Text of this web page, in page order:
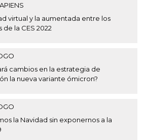
virtual y la aumentada entre los
de la CES 2022
cambios en la estrategia de
la nueva variante ómicron?
la Navidad sin exponernos a la